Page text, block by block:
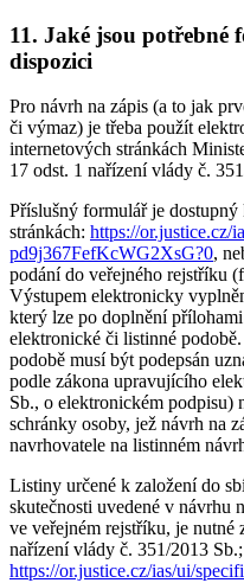
11. Jaké jsou potřebné
dispozici
Pro návrh na zápis (a to jak
či výmaz) je třeba použít
internetových stránkách
17 odst. 1 nařízení vlády č.
Příslušný formulář je
stránkách: https://or.justice.cz/
pd9j367FefKcWG2XsG?0,
podání do veřejného rejstříku
Výstupem elektronicky
který lze po doplnění
elektronické či listinné
podobě musí být podepsán
podle zákona upravujícího
Sb., o elektronickém podpisu)
schránky osoby, jež návrh na
navrhovatele na listinném
Listiny určené k založení do
skutečnosti uvedené v návrhu
ve veřejném rejstříku, je nutné
nařízení vlády č. 351/2013
https://or.justice.cz/ias/ui/